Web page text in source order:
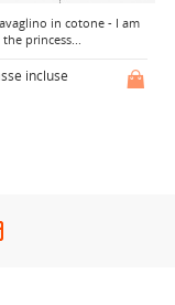
in cotone - I am
the princess...
incluse